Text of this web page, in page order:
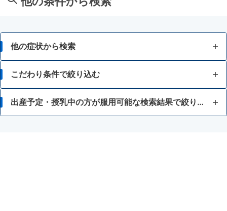
他の症状から検索
胃痛
胸焼け
はきけ・むかつき
こだわり条件で絞り込む
錠剤 出産予定・授乳中の方が服用可能な検索結果で絞り込む